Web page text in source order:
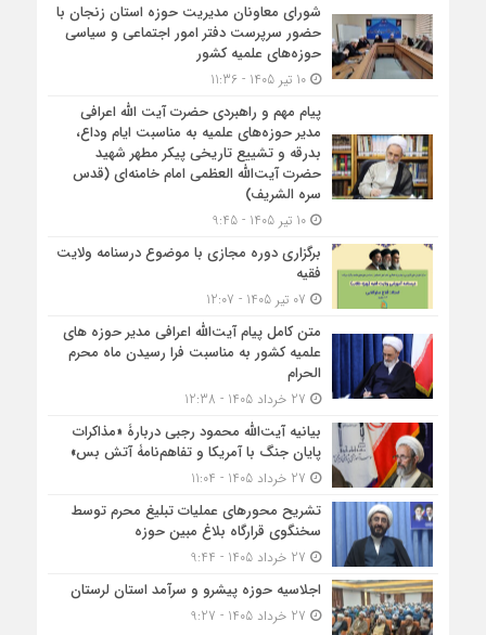
شورای معاونان مدیریت حوزه استان زنجان با
حضور سرپرست دفتر امور اجتماعی و سیاسی
حوزه‌های علمیه کشور
10 تیر 1405 - 11:36
پیام مهم و راهبردی حضرت آیت الله اعرافی
مدیر حوزه‌های علمیه به مناسبت ایام وداع،
بدرقه و تشییع تاریخی پیکر مطهر شهید
حضرت آیت‌الله العظمی امام خامنه‌ای (قدس
سره الشریف)
10 تیر 1405 - 9:45
برگزاری دوره مجازی با موضوع درسنامه ولایت
فقیه
متن کامل پیام آیت‌الله اعرافی مدیر حوزه های
علمیه کشور به مناسبت فرا رسیدن ماه محرم
الحرام
بیانیه آیت‌الله محمود رجبی دربارۀ «مذاکرات
پایان جنگ با آمریکا و تفاهم‌نامۀ آتش بس»
تشریح محورهای عملیات تبلیغ محرم توسط
سخنگوی قرارگاه بلاغ مبین حوزه
اجلاسیه حوزه پیشرو و سرآمد استان لرستان